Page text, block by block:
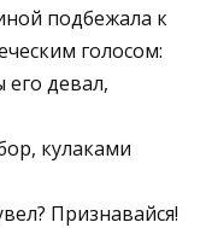
подбежала к
голосом:
его девал,
кулаками
Признавайся!